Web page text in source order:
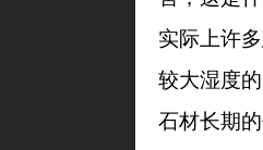
实际上许
较大湿度
石材长期